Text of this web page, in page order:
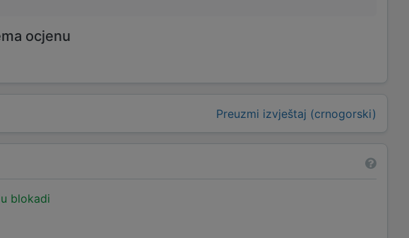
Preuzmi izvještaj (crnogorski)
ocjenu
blokadi